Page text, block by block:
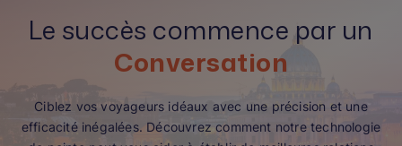
Le succès commence par un
Conversation
Ciblez vos voyageurs idéaux avec une précision et une
efficacité inégalées. Découvrez comment notre technologie